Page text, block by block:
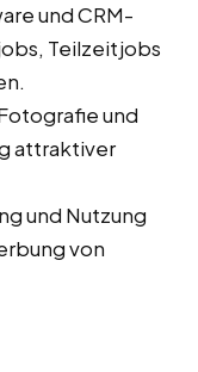
und CRM-
Teilzeitjobs
und
attraktiver
und Nutzung
von